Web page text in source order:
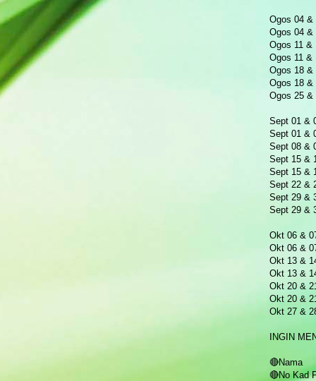
Ogos 04
Ogos 04 &
Ogos 11 &
Ogos 11 &
Ogos 18 &
Ogos 18 &
Ogos 25 &
Sept 01 &
Sept 01 &
Sept 08 &
Sept 15 &
Sept 15 &
Sept 22 &
Sept 29 &
Sept 29 &
Okt 06 &
Okt 06 &
Okt 13 &
Okt 13 &
Okt 20 &
Okt 20 &
Okt 27 &
INGIN
🔴Nama
🔴No Kad